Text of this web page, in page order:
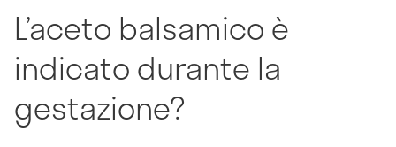
L’aceto balsamico è
indicato durante la
gestazione?